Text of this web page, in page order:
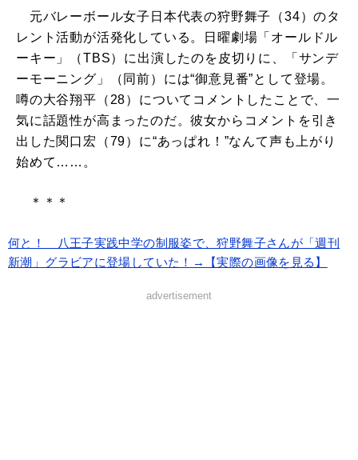
元バレーボール女子日本代表の狩野舞子（34）のタ
レント活動が活発化している。日曜劇場「オールドル
ーキー」（TBS）に出演したのを皮切りに、「サンデ
ーモーニング」（同前）には“御意見番”として登場。
噂の大谷翔平（28）についてコメントしたことで、一
気に話題性が高まったのだ。彼女からコメントを引き
出した関口宏（79）に“あっぱれ！”なんて声も上がり
始めて……。
＊＊＊
何と！ 八王子実践中学の制服姿で、狩野舞子さんが「週刊
新潮」グラビアに登場していた！→【実際の画像を見る】
advertisement